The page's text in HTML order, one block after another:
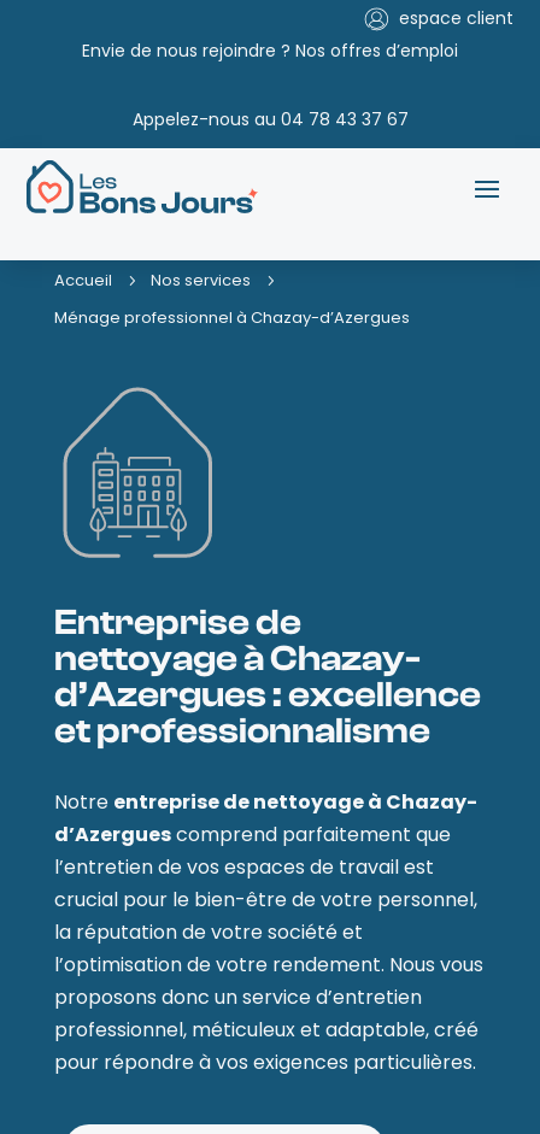
Appelez-nous au 04 78 43 37 67
Envie de nous rejoindre ? Nos offres d’emploi
espace client
Accueil 5 Nos services 5
Ménage professionnel à Chazay-d’Azergues
Entreprise de
nettoyage à Chazay-
d’Azergues : excellence
et professionnalisme
Notre entreprise de nettoyage à Chazay-
d’Azerguescomprend parfaitement que
l’entretien de vos espaces de travail est
crucial pour le bien-être de votre personnel,
la réputation de votre société et
l’optimisation de votre rendement. Nous vous
proposons donc un service d’entretien
professionnel, méticuleux et adaptable, créé
pour répondre à vos exigences particulières.